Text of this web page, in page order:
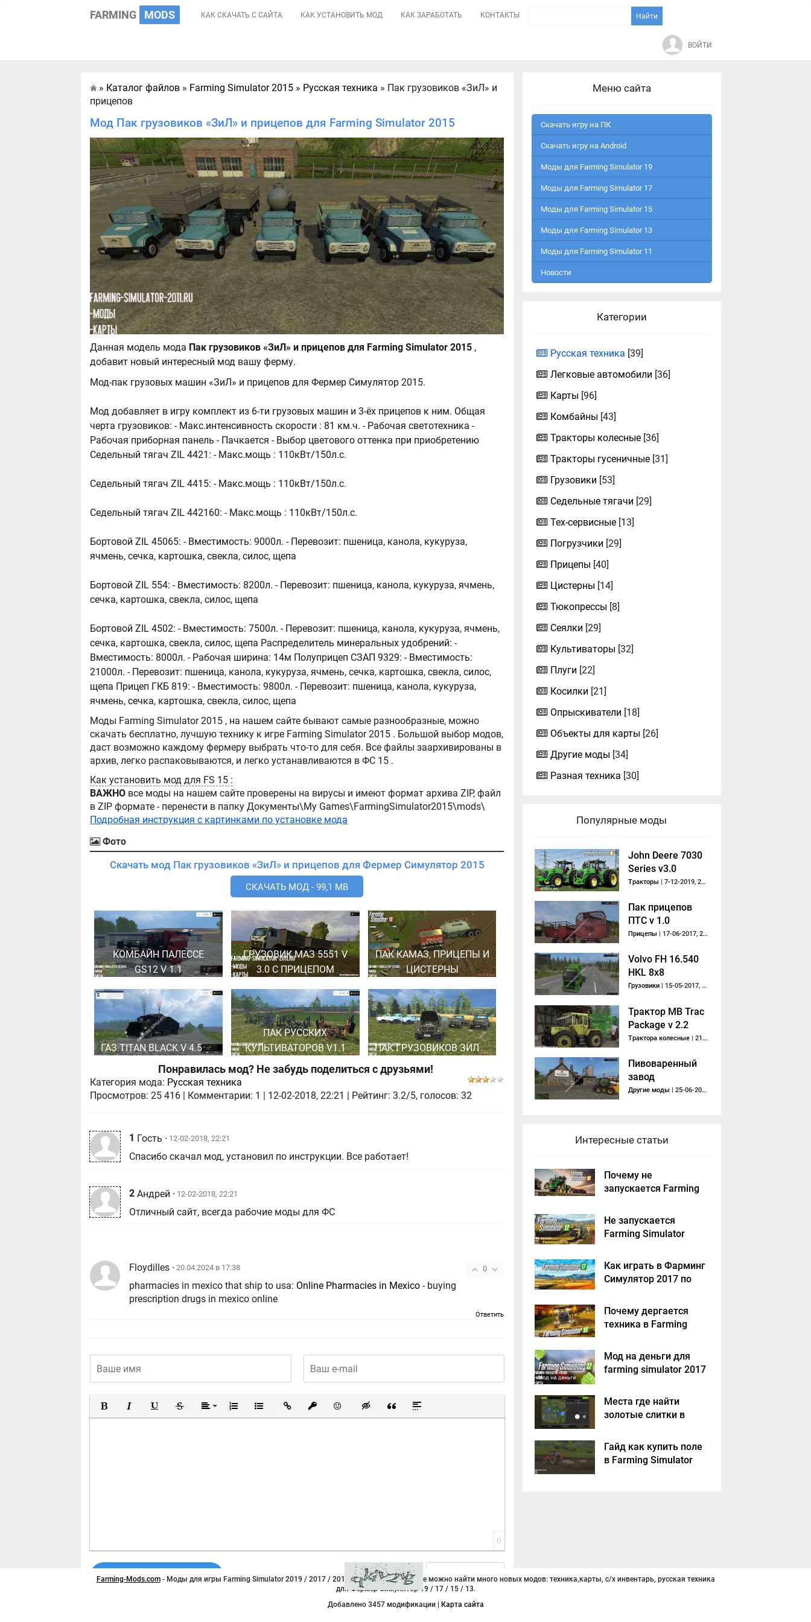
FARMING MODS КАК СКАЧАТЬ С САЙТА КАК УСТАНОВИТЬ МОД КАК ЗАРАБОТАТЬ КОНТАКТЫ
ВОЙТИ
Главная
» Каталог файлов » Farming Simulator 2015 » Русская техника » Пак грузовиков «ЗиЛ» и
прицепов
Мод Пак грузовиков «ЗиЛ» и прицепов для Farming Simulator 2015
Данная модель мода Пак грузовиков «ЗиЛ» и прицепов для Farming Simulator 2015 ,
добавит новый интересный мод вашу ферму.
Мод-пак грузовых машин «ЗиЛ» и прицепов для Фермер Симулятор 2015.
Мод добавляет в игру комплект из 6-ти грузовых машин и 3-ёх прицепов к ним. Общая
черта грузовиков: - Макс.интенсивность скорости : 81 км.ч. - Рабочая светотехника -
Рабочая приборная панель - Пачкается - Выбор цветового оттенка при приобретению
Седельный тягач ZIL 4421: - Макс.мощь : 110кВт/150л.с.
Седельный тягач ZIL 4415: - Макс.мощь : 110кВт/150л.с.
Седельный тягач ZIL 442160: - Макс.мощь : 110кВт/150л.с.
Бортовой ZIL 45065: - Вместимость: 9000л. - Перевозит: пшеница, канола, кукуруза,
ячмень, сечка, картошка, свекла, силос, щепа
Бортовой ZIL 554: - Вместимость: 8200л. - Перевозит: пшеница, канола, кукуруза, ячмень,
сечка, картошка, свекла, силос, щепа
Бортовой ZIL 4502: - Вместимость: 7500л. - Перевозит: пшеница, канола, кукуруза, ячмень,
сечка, картошка, свекла, силос, щепа Распределитель минеральных удобрений: -
Вместимость: 8000л. - Рабочая ширина: 14м Полуприцеп СЗАП 9329: - Вместимость:
21000л. - Перевозит: пшеница, канола, кукуруза, ячмень, сечка, картошка, свекла, силос,
щепа Прицеп ГКБ 819: - Вместимость: 9800л. - Перевозит: пшеница, канола, кукуруза,
ячмень, сечка, картошка, свекла, силос, щепа
Моды Farming Simulator 2015 , на нашем сайте бывают самые разнообразные, можно
скачать бесплатно, лучшую технику к игре Farming Simulator 2015 . Большой выбор модов,
даст возможно каждому фермеру выбрать что-то для себя. Все файлы заархивированы в
архив, легко распаковываются, и легко устанавливаются в ФС 15 .
Как установить мод для FS 15 :
ВАЖНО все моды на нашем сайте проверены на вирусы и имеют формат архива ZIP, файл
в ZIP формате - перенести в папку Документы\My Games\FarmingSimulator2015\mods\
Подробная инструкция с картинками по установке мода
Фото
Скачать мод Пак грузовиков «ЗиЛ» и прицепов для Фермер Симулятор 2015
СКАЧАТЬ МОД - 99,1 MB
КОМБАЙН ПАЛЕССЕ
GS12 V 1.1
ГРУЗОВИК МАЗ 5551 V
3.0 С ПРИЦЕПОМ
ПАК КАМАЗ, ПРИЦЕПЫ И
ЦИСТЕРНЫ
ГАЗ TITAN BLACK V 4.5
ПАК РУССКИХ
КУЛЬТИВАТОРОВ V1.1
ПАК ГРУЗОВИКОВ ЗИЛ
Понравилась мод? Не забудь поделиться с друзьями!
Категория мода: Русская техника
Просмотров: 25 416 Комментарии: 1 12-02-2018, 22:21 | Рейтинг: 3.2/5, голосов:32
1 Гость • 12-02-2018, 22:21
Спасибо скачал мод, установил по инструкции. Все работает!
2 Андрей • 12-02-2018, 22:21
Отличный сайт, всегда рабочие моды для ФС
0
Floydilles • 20.04.2024 в 17:38
pharmacies in mexico that ship to usa: Online Pharmacies in Mexico - buying
prescription drugs in mexico online
Ответить
Полужирный
КурсивПодчеркнутый
ЗачеркнутыйВыравнивание
Нумерованный список
Маркированный список
Вставить ссылку
Вставить защищенную ссылку
Вставить смайлик
Вставка скрытого текста
Вставка цитаты
Вставка спойлера
0
Отправить комментарий
Меню сайта
Скачать игру на ПК
Скачать игру на Android
Моды для Farming Simulator 19
Моды для Farming Simulator 17
Моды для Farming Simulator 15
Моды для Farming Simulator 13
Моды для Farming Simulator 11
Новости
Категории
Русская техника [39]
Легковые автомобили [36]
Карты [96]
Комбайны [43]
Тракторы колесные [36]
Тракторы гусеничные [31]
Грузовики [53]
Седельные тягачи [29]
Тех-сервисные [13]
Погрузчики [29]
Прицепы [40]
Цистерны [14]
Тюкопрессы [8]
Сеялки [29]
Культиваторы [32]
Плуги [22]
Косилки [21]
Опрыскиватели [18]
Объекты для карты [26]
Другие моды [34]
Разная техника [30]
Популярные моды
John Deere 7030
Series v3.0
Тракторы | 7-12-2019, 20:38
Пак прицепов
ПТС v 1.0
Прицепы | 17-06-2017, 23:04
Volvo FH 16.540
HKL 8x8
Грузовики | 15-05-2017, 21:12
Трактор MB Trac
Package v 2.2
Трактора колесные | 21-03-2018, 14:37
Пивоваренный
завод
(пивоварня) v 2.0
Другие моды | 25-06-2017, 12:13
Интересные статьи
Почему не
запускается Farming
решение
Не запускается
Farming Simulator
Как играть в Фарминг
Симулятор 2017 по
Почему дергается
техника в Farming
Мод на деньги для
farming simulator 2017
Места где найти
золотые слитки в
2017?
Гайд как купить поле
в Farming Simulator
Farming-Mods.com- Моды для игры Farming Simulator 2019 / 2017 / 2015 / 2013. У нас на сайте можно найти много новых модов: техника,карты, с/х инвентарь, русская техника
для Фермер Симулятор 19 / 17 / 15 / 13.
Добавлено 3457 модификации |
Карта сайта